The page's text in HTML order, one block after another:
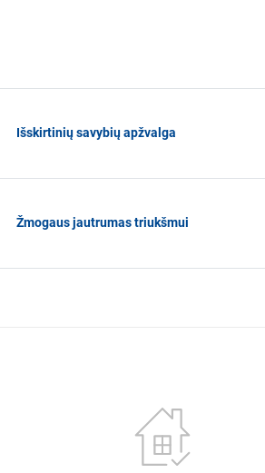
Išskirtinių savybių apžvalga
Žmogaus jautrumas triukšmui